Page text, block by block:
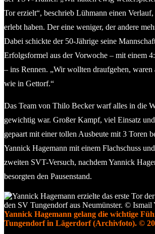
Tor erzielt“, beschrieb Lühmann einen
erlebt haben. Der eine weniger, der andere
Dabei schickte der 50-Jährige seine
Erfolgsformel aus der Vorwoche – mit einem
– ins Rennen. „Wir wollten draufgehen, waren
wie in Gettorf.“
Das Team von Thilo Becker warf alles in die
gewichtig war. Großer Kampf, viel Einsatz
gepaart mit einer tollen Ausbeute mit 3 Toren
Yannick Hagemann mit einem Flachschuss
zweiten SVT-Versuch, nachdem Yannick
besorgten den Pausenstand.
Yannick Hagemann gelang die wichtige
Tungendorf in Lägerdorf (Archivfoto). ©